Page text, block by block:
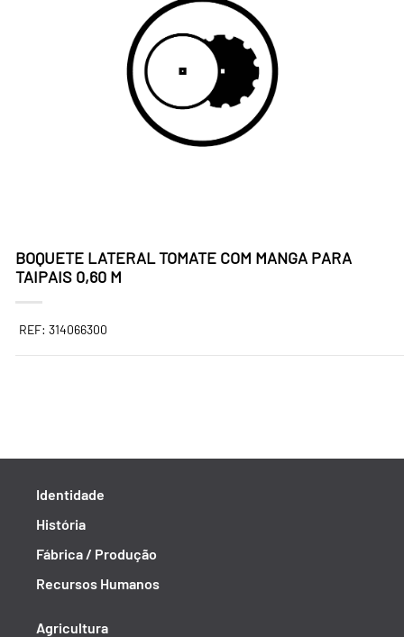
BOQUETE LATERAL TOMATE COM MANGA PARA
TAIPAIS 0,60 M
REF: 314066300
Identidade
História
Fábrica / Produção
Recursos Humanos
Agricultura